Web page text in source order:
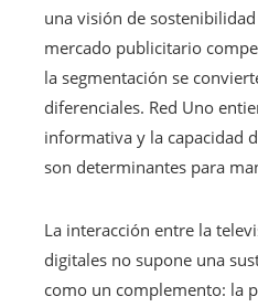
una visión de
mercado publicitario
la segmentación se
diferenciales. Red Uno
informativa y la capacidad
son determinantes para
La interacción entre la
digitales no supone una
como un complemento: la